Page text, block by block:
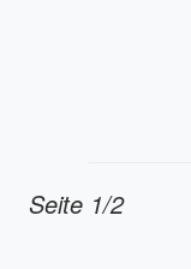
Seite 1/2